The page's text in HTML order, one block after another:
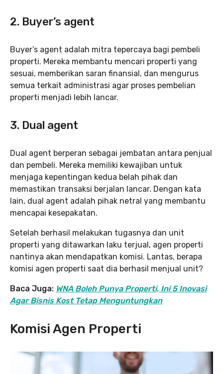
2. Buyer’s agent
Buyer’s agent adalah mitra tepercaya bagi pembeli
properti. Mereka membantu mencari properti yang
sesuai, memberikan saran finansial, dan mengurus
semua terkait administrasi agar proses pembelian
properti menjadi lebih lancar.
3. Dual agent
Dual agent berperan sebagai jembatan antara penjual
dan pembeli. Mereka memiliki kewajiban untuk
menjaga kepentingan kedua belah pihak dan
memastikan transaksi berjalan lancar. Dengan kata
lain, dual agent adalah pihak netral yang membantu
mencapai kesepakatan.
Setelah berhasil melakukan tugasnya dan unit
properti yang ditawarkan laku terjual, agen properti
nantinya akan mendapatkan komisi. Lantas, berapa
komisi agen properti saat dia berhasil menjual unit?
Baca Juga: WNA Boleh Punya Properti, Ini 5 Inovasi
Agar Bisnis Kost Tetap Menguntungkan
Komisi Agen Properti